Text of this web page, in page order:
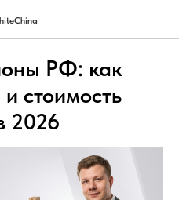
РФ: как
стоимость
2026